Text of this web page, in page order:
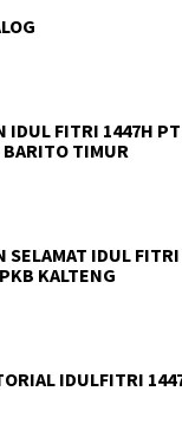
IDUL FITRI 1447H
BARITO TIMUR
SELAMAT IDUL
KALTENG
IDULFITRI